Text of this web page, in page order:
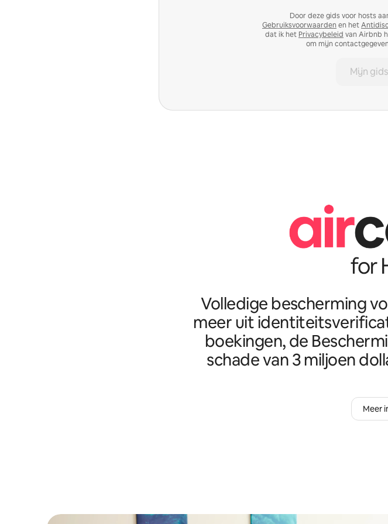
Door deze gids voor hosts
Gebruiksvoorwaarden en het
dat ik het Privacybeleid van Airbnb
om mijn
Mijn
Volledige bescherming
meer uit
boekingen, de
schade van 3 miljoen
Meer